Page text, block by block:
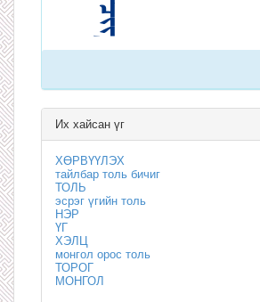
Их хайсан үг
ХӨРВҮҮЛЭХ
тайлбар толь бичиг
ТОЛЬ
эсрэг үгийн толь
НЭР
ҮГ
ХЭЛЦ
монгол орос толь
ТОРОГ
МОНГОЛ